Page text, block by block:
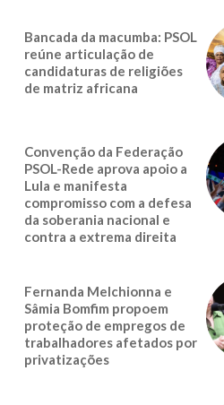
Bancada da macumba: PSOL
reúne articulação de
candidaturas de religiões
de matriz africana
Convenção da Federação
PSOL-Rede aprova apoio a
Lula e manifesta
compromisso com a defesa
da soberania nacional e
contra a extrema direita
Fernanda Melchionna e
Sâmia Bomfim propoem
proteção de empregos de
trabalhadores afetados por
privatizações